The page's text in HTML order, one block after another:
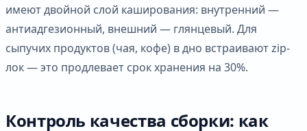
имеют двойной слой каширования: внутренний —
антиадгезионный, внешний — глянцевый. Для
сыпучих продуктов (чая, кофе) в дно встраивают zip-
лок — это продлевает срок хранения на 30%.
Контроль качества сборки: как